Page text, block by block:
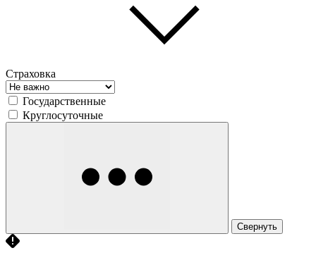
Страховка
Государственные
Круглосуточные
Свернуть